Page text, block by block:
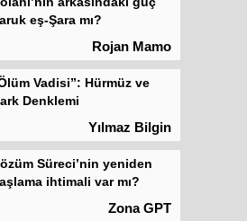
eş-Şara mı?
Rojan Mamo
Vadisi”: Hürmüz ve
Denklemi
Yılmaz Bilgin
Süreci’nin yeniden
ihtimali var mı?
Zona GPT